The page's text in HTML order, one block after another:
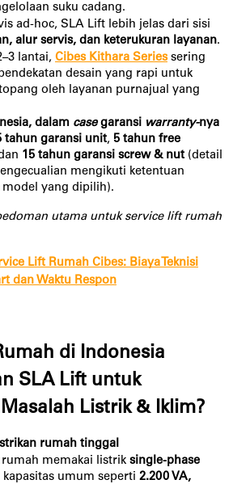
suku cadang.
alur servis, dan keterukuran layanan.
lantai, Cibes Kithara Series sering
desain yang rapi untuk
oleh layanan purnajual yang
dalam case garansi warranty-nya
tahun garansi unit, 5 tahun free
15 tahun garansi screw & nut (detail
mengikuti ketentuan
yang dipilih).
utama untuk service lift rumah
Lift Rumah Cibes: Biaya Teknisi
dan Waktu Respon
di Indonesia
SLA Lift untuk
Listrik & Iklim?
rumah tinggal
rumah memakai listrik single-phase
kapasitas umum seperti 2.200 VA,